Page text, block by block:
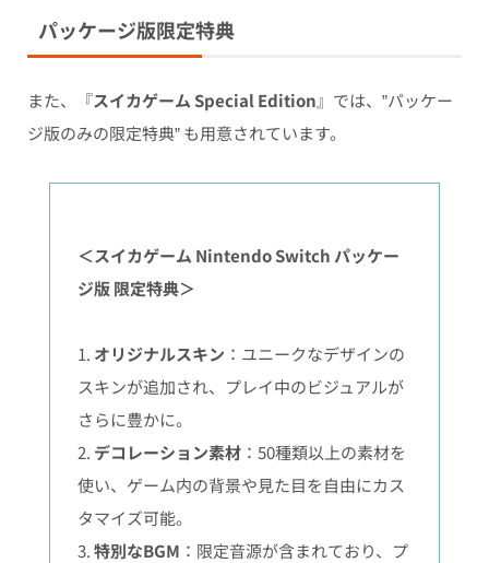
パッケージ版限定特典
また、『スイカゲームSpecial Edition』では、”パッケー
ジ版のみの限定特典” も用意されています。
＜スイカゲーム Nintendo Switch パッケー
ジ版 限定特典＞
1. オリジナルスキン ：ユニークなデザインの
スキンが追加され、プレイ中のビジュアルが
さらに豊かに。
2. デコレーション素材：50種類以上の素材を
使い、ゲーム内の背景や見た目を自由にカス
タマイズ可能。
3.特別なBGM ：限定音源が含まれており、プ